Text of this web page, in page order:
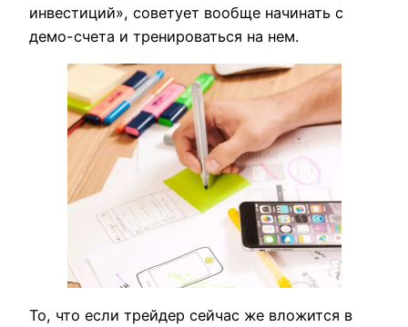
инвестиций», советует вообще начинать с
демо-счета и тренироваться на нем.
То, что если трейдер сейчас же вложится в